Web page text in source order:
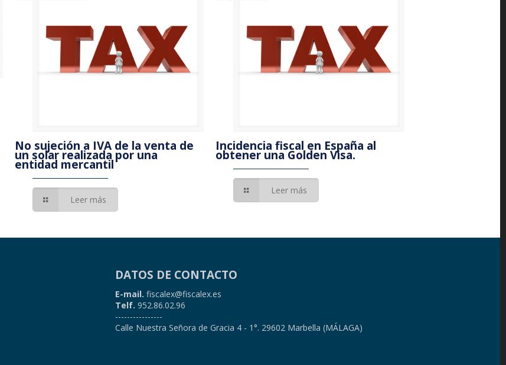
No sujeción a IVA de la venta de
un solar realizada por una
entidad mercantil
Leer más
Incidencia fiscal en España al
obtener una Golden Visa.
Leer más
DATOS DE CONTACTO
E-mail.fiscalex@fiscalex.es
Telf. 952.86.02.96
----------------
Calle Nuestra Señora de Gracia 4 - 1°. 29602 Marbella (MÁLAGA)